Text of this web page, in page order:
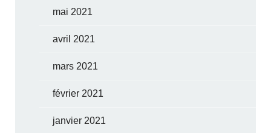
mai 2021
avril 2021
mars 2021
février 2021
janvier 2021